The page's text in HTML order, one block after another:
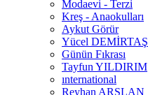
Modaevi - Terzi
Kreş - Anaokulları
Aykut Görür
Yücel DEMİRTAŞ
Günün Fıkrası
Tayfun YILDIRIM
ınternational
Reyhan ARSLAN